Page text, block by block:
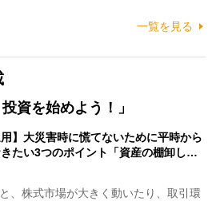
一覧を見る
資を始めよう！」
用】大災害時に慌てないために平時から
たい3つのポイント「資産の棚卸し…
、株式市場が大きく動いたり、取引環